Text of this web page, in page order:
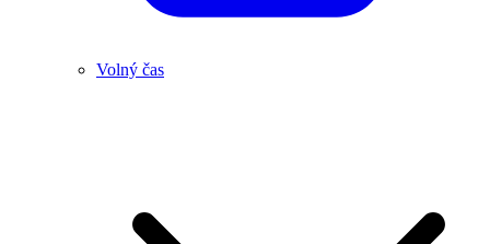
Volný čas